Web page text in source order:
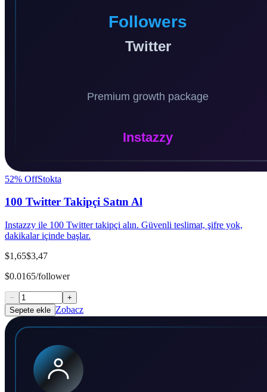
52% OffStokta
100 Twitter Takipçi Satın Al
Instazzy ile 100 Twitter takipçi alın. Güvenli teslimat, şifre yok,
dakikalar içinde başlar.
$1,65$3,47
$0.0165/follower
−
+
Sepete ekle Zobacz